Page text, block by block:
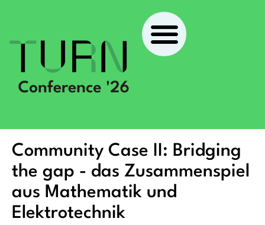
Community Case II: Bridging
the gap - das Zusammenspiel
aus Mathematik und
Elektrotechnik